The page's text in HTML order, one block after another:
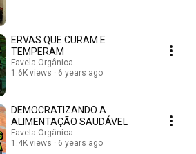
ERVAS QUE CURAM E
TEMPERAM
Favela Orgânica
1.6K views
6 years ago
DEMOCRATIZANDO A
ALIMENTAÇÃO SAUDÁVEL
Favela Orgânica
1.4K views
6 years ago